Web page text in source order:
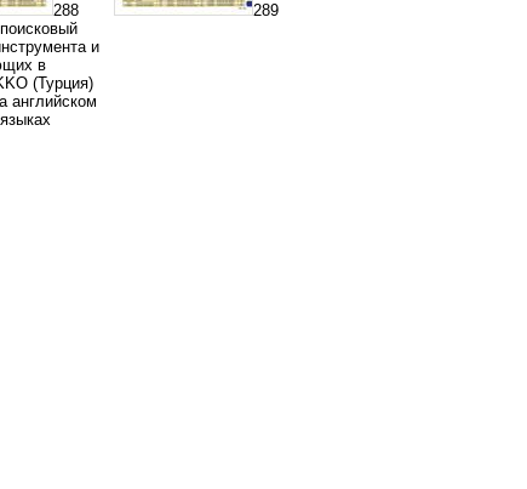
288
и
в
(Турция)
английском
289